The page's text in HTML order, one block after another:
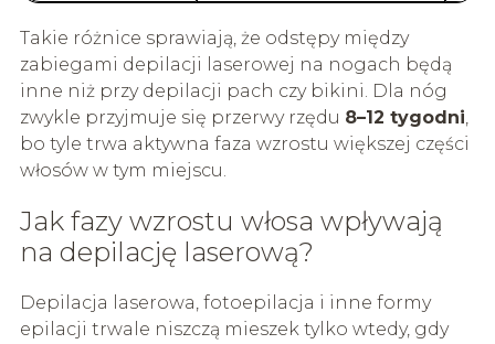
Takie różnice sprawiają, że odstępy między
zabiegami depilacji laserowej na nogach będą
inne niż przy depilacji pach czy bikini. Dla nóg
zwykle przyjmuje się przerwy rzędu 8–12 tygodni,
bo tyle trwa aktywna faza wzrostu większej części
włosów w tym miejscu.
Jak fazy wzrostu włosa wpływają
na depilację laserową?
Depilacja laserowa, fotoepilacja i inne formy
epilacji trwale niszczą mieszek tylko wtedy, gdy